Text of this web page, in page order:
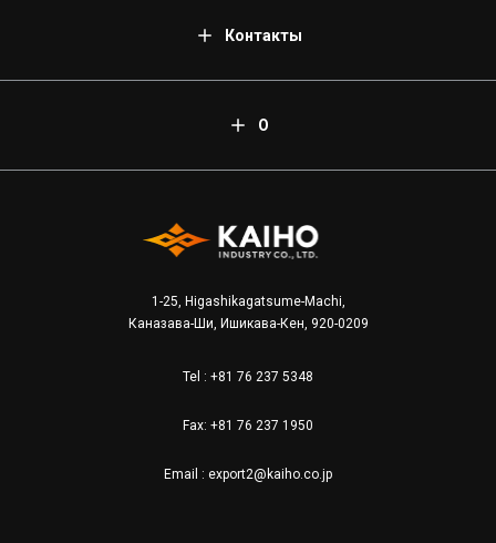
Контакты
О
1-25, Higashikagatsume-Machi,
Каназава-Ши, Ишикава-Кен, 920-0209
Tel : +81 76 237 5348
Fax: +81 76 237 1950
Email : export2@kaiho.co.jp